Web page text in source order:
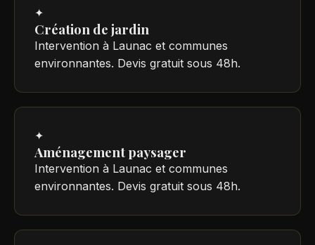
✦
Création de jardin
Intervention à Launac et communes
environnantes. Devis gratuit sous 48h.
✦
Aménagement paysager
Intervention à Launac et communes
environnantes. Devis gratuit sous 48h.